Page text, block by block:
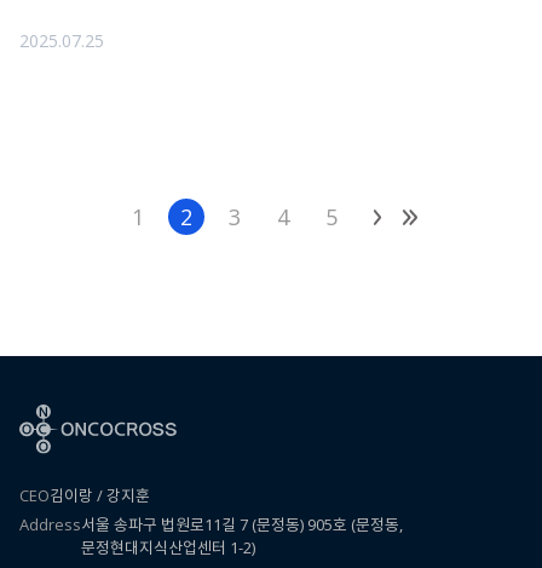
2025.07.25
1 2 3 4 5
CEO김이랑 / 강지훈
Address서울 송파구 법원로11길 7 (문정동) 905호 (문정동,
문정현대지식산업센터 1-2)